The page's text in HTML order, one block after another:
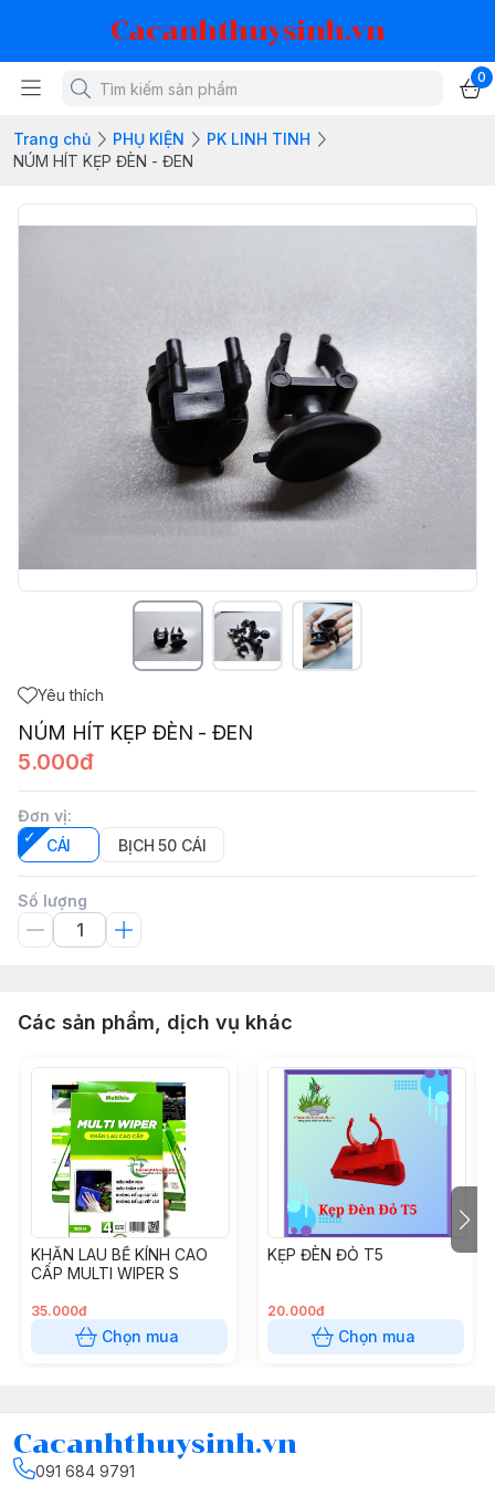
Cacanhthuysinh.vn
0
Trang chủ PHỤ KIỆN
PK LINH TINH
NÚM HÍT KẸP ĐÈN - ĐEN
Yêu thích
NÚM HÍT KẸP ĐÈN - ĐEN
5.000đ
Đơn vị:
CÁI
BỊCH 50 CÁI
Số lượng
Các sản phẩm, dịch vụ khác
KHĂN LAU BỂ KÍNH CAO
CẤP MULTI WIPER S
35.000đ
Chọn mua
KẸP ĐÈN ĐỎ T5
20.000đ
Chọn mua
Cacanhthuysinh.vn
091 684 9791